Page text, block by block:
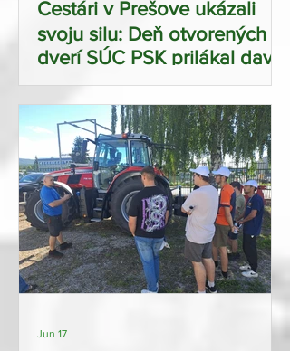
Cestári v Prešove ukázali
svoju silu: Deň otvorených
dverí SÚC PSK prilákal davy,
Agrotrade Group Rožňava!
Jun 17